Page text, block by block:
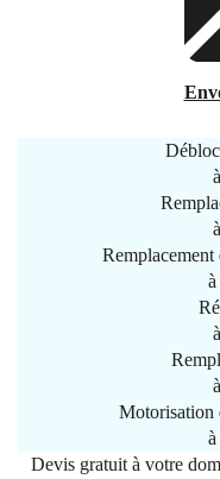
Remplacement
Motorisation
Devis gratuit à votre